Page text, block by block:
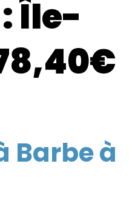
Île-
Barbe à